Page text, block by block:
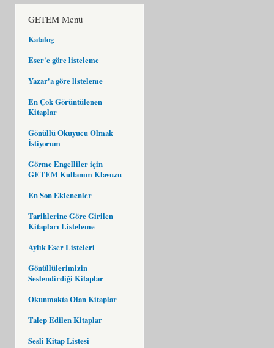
GETEM Menü
Katalog
Eser'e göre listeleme
Yazar'a göre listeleme
En Çok Görüntülenen
Kitaplar
Gönüllü Okuyucu Olmak
İstiyorum
Görme Engelliler için
GETEM Kullanım Klavuzu
En Son Eklenenler
Tarihlerine Göre Girilen
Kitapları Listeleme
Aylık Eser Listeleri
Gönüllülerimizin
Seslendirdiği Kitaplar
Okunmakta Olan Kitaplar
Talep Edilen Kitaplar
Sesli Kitap Listesi